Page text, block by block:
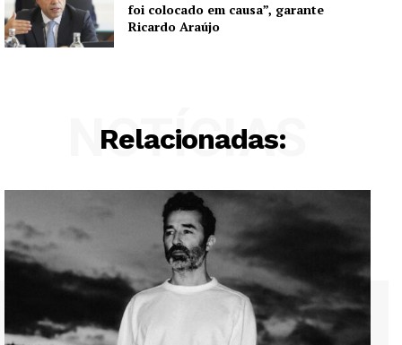
foi colocado em causa”, garante
Ricardo Araújo
Relacionadas:
NOTÍCIAS